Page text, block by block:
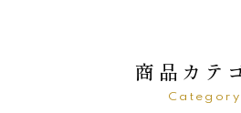
商品カテ
Category